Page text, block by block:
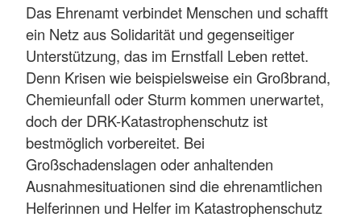
Das Ehrenamt verbindet Menschen und schafft
ein Netz aus Solidarität und gegenseitiger
Unterstützung, das im Ernstfall Leben rettet.
Denn Krisen wie beispielsweise ein Großbrand,
Chemieunfall oder Sturm kommen unerwartet,
doch der DRK-Katastrophenschutz ist
bestmöglich vorbereitet. Bei
Großschadenslagen oder anhaltenden
Ausnahmesituationen sind die ehrenamtlichen
Helferinnen und Helfer im Katastrophenschutz